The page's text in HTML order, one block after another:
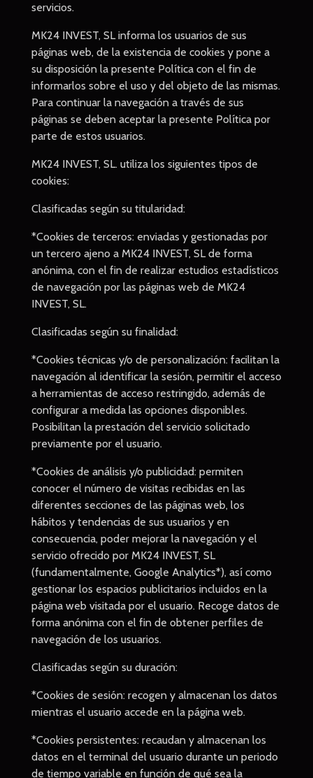
servicios.
MK24 INVEST, SL informa los usuarios de sus
páginas web, de la existencia de cookies y pone a
su disposición la presente Política con el fin de
informarlos sobre el uso y del objeto de las mismas.
Para continuar la navegación a través de sus
páginas se deben aceptar la presente Política por
parte de estos usuarios.
MK24 INVEST, SL. utiliza los siguientes tipos de
cookies:
Clasificadas según su titularidad:
*Cookies de terceros: enviadas y gestionadas por
un tercero ajeno a MK24 INVEST, SL de forma
anónima, con el fin de realizar estudios estadísticos
de navegación por las páginas web de MK24
INVEST, SL.
Clasificadas según su finalidad:
*Cookies técnicas y/o de personalización: facilitan la
navegación al identificar la sesión, permitir el acceso
a herramientas de acceso restringido, además de
configurar a medida las opciones disponibles.
Posibilitan la prestación del servicio solicitado
previamente por el usuario.
*Cookies de análisis y/o publicidad: permiten
conocer el número de visitas recibidas en las
diferentes secciones de las páginas web, los
hábitos y tendencias de sus usuarios y en
consecuencia, poder mejorar la navegación y el
servicio ofrecido por MK24 INVEST, SL
(fundamentalmente, Google Analytics*), así como
gestionar los espacios publicitarios incluidos en la
página web visitada por el usuario. Recoge datos de
forma anónima con el fin de obtener perfiles de
navegación de los usuarios.
Clasificadas según su duración:
*Cookies de sesión: recogen y almacenan los datos
mientras el usuario accede en la página web.
*Cookies persistentes: recaudan y almacenan los
datos en el terminal del usuario durante un periodo
de tiempo variable en función de qué sea la